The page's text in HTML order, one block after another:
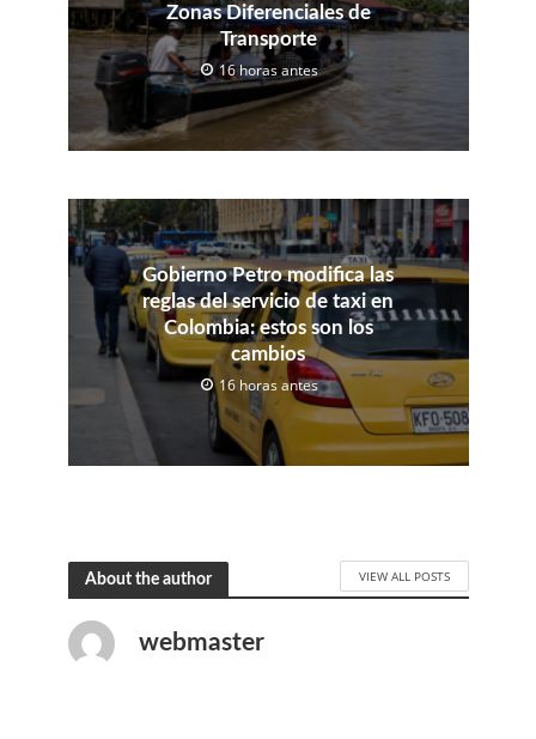
Zonas Diferenciales de
Transporte
16 horas antes
Gobierno Petro modifica las
reglas del servicio de taxi en
Colombia: estos son los
cambios
16 horas antes
About the author VIEW ALL POSTS
webmaster